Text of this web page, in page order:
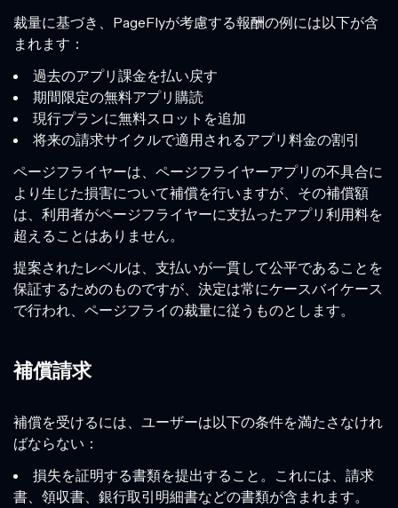
裁量に基づき、PageFlyが考慮する報酬の例には以下が含
まれます：
過去のアプリ課金を払い戻す
期間限定の無料アプリ購読
現行プランに無料スロットを追加
将来の請求サイクルで適用されるアプリ料金の割引
ページフライヤーは、ページフライヤーアプリの不具合に
より生じた損害について補償を行いますが、その補償額
は、利用者がページフライヤーに支払ったアプリ利用料を
超えることはありません。
提案されたレベルは、支払いが一貫して公平であることを
保証するためのものですが、決定は常にケースバイケース
で行われ、ページフライの裁量に従うものとします。
補償請求
補償を受けるには、ユーザーは以下の条件を満たさなけれ
ばならない：
損失を証明する書類を提出すること。これには、請求
書、領収書、銀行取引明細書などの書類が含まれます。